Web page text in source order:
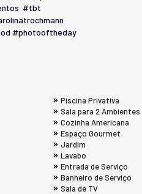
#tbt
#photooftheday
Piscina Privativa
Sala para 2 Ambientes
Cozinha Americana
Espaço Gourmet
Jardim
Lavabo
Entrada de Serviço
Banheiro de Serviço
Sala de TV